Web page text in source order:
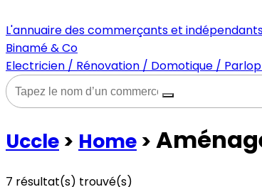
L'annuaire des commerçants et
Binamé & Co
Electricien / Rénovation / Domotique /
Uccle > Home >
7 résultat(s) trouvé(s)